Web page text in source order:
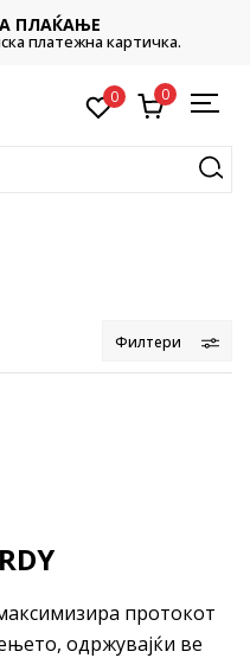
ПЛАЌАЊЕ
платежна картичка.
0 0
Филтери
протокот
одржувајќи ве